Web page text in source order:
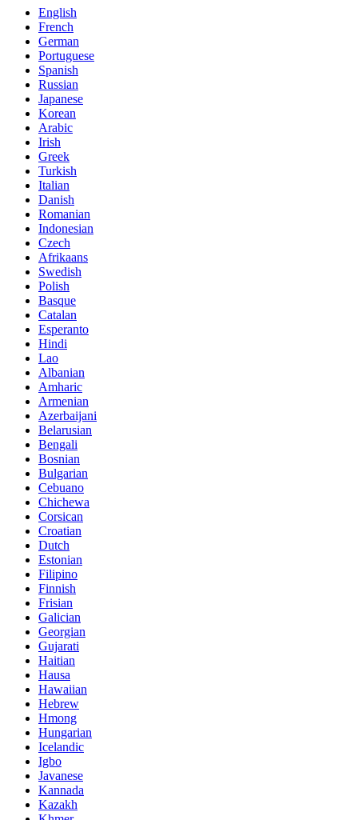
English
French
German
Portuguese
Spanish
Russian
Japanese
Korean
Arabic
Irish
Greek
Turkish
Italian
Danish
Romanian
Indonesian
Czech
Afrikaans
Swedish
Polish
Basque
Catalan
Esperanto
Hindi
Lao
Albanian
Amharic
Armenian
Azerbaijani
Belarusian
Bengali
Bosnian
Bulgarian
Cebuano
Chichewa
Corsican
Croatian
Dutch
Estonian
Filipino
Finnish
Frisian
Galician
Georgian
Gujarati
Haitian
Hausa
Hawaiian
Hebrew
Hmong
Hungarian
Icelandic
Igbo
Javanese
Kannada
Kazakh